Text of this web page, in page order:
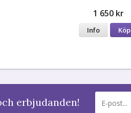
1 650 kr
Info Köp
erbjudanden!